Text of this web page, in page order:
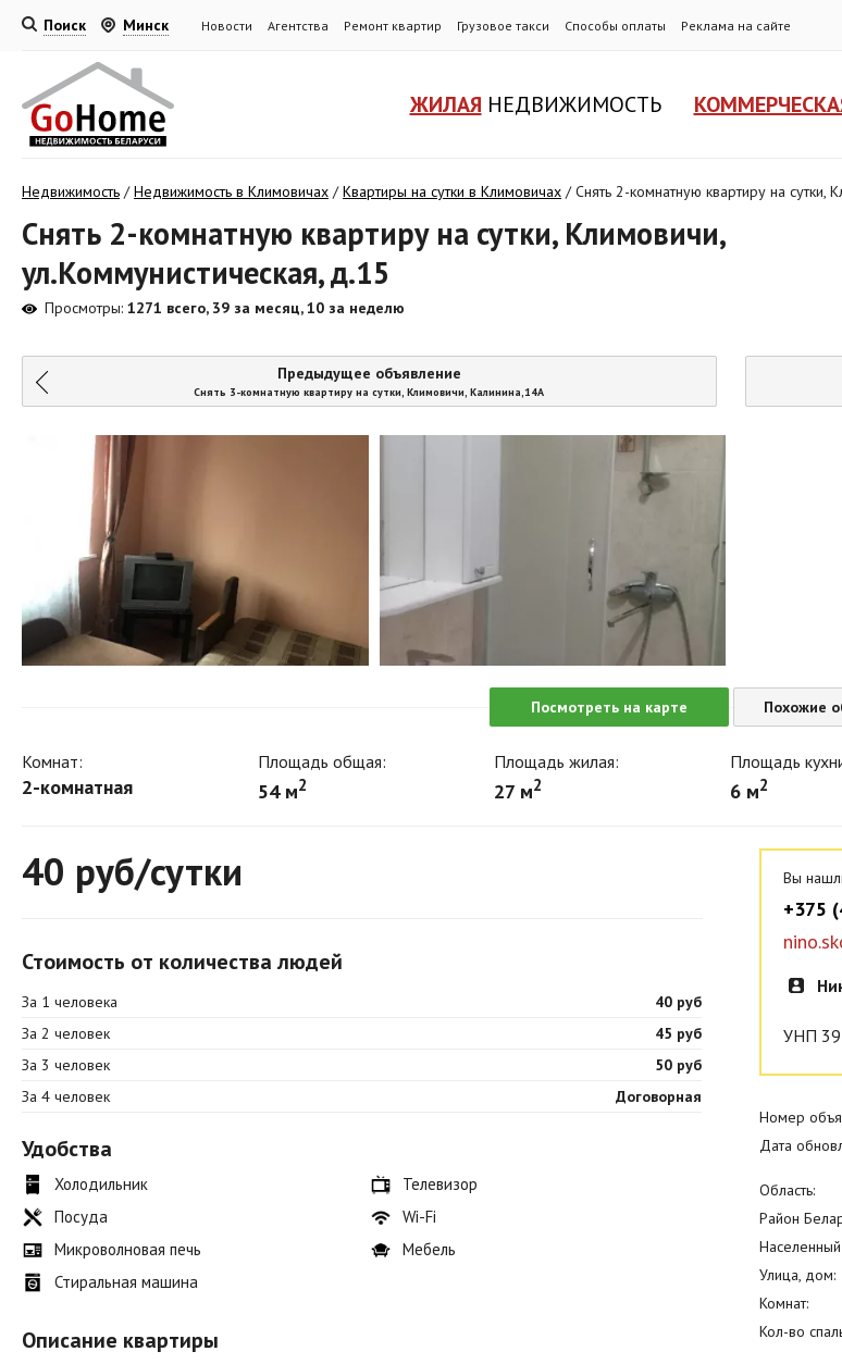
Поиск Минск Новости Агентства Ремонт квартир Грузовое такси Способы оплаты Реклама на сайте
ЖИЛАЯ НЕДВИЖИМОСТЬ
Недвижимость /Недвижимость в Климовичах /Квартиры на сутки в Климовичах /Снять 2-комнатную квартиру на сутки,
Снять 2-комнатную квартиру на сутки, Климовичи,
ул.Коммунистическая, д.15
Просмотры: 1271 всего, 39 за месяц, 10 за неделю
Предыдущее объявление
Снять 3-комнатную квартиру на сутки, Климовичи, Калинина,14А
Посмотреть на карте Похожие
Комнат:
2-комнатная
Площадь общая:
54 м2
Площадь жилая:
27 м2
Площадь
6 м2
40 руб/сутки
Стоимость от количества людей
За 1 человека
40 руб
За 2 человек
45 руб
За 3 человек
50 руб
За 4 человек
Договорная
Удобства
Холодильник
Посуда
Микроволновая печь
Стиральная машина
Телевизор
Wi-Fi
Мебель
Описание квартиры
Вы
+375
УНП
Номер
Дата
Область:
Район
Населенный
Улица, дом:
Комнат:
Кол-во